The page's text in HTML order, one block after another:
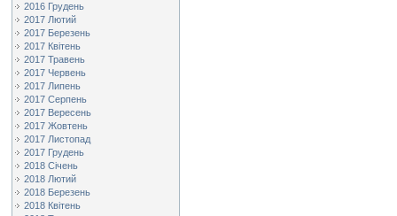
2016 Грудень
2017 Лютий
2017 Березень
2017 Квітень
2017 Травень
2017 Червень
2017 Липень
2017 Серпень
2017 Вересень
2017 Жовтень
2017 Листопад
2017 Грудень
2018 Січень
2018 Лютий
2018 Березень
2018 Квітень